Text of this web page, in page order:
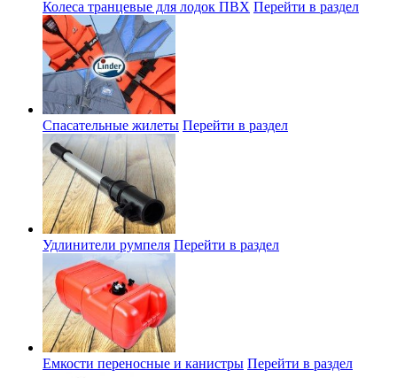
Колеса транцевые для лодок ПВХ Перейти в раздел
Спасательные жилеты Перейти в раздел
Удлинители румпеля Перейти в раздел
Емкости переносные и канистры Перейти в раздел